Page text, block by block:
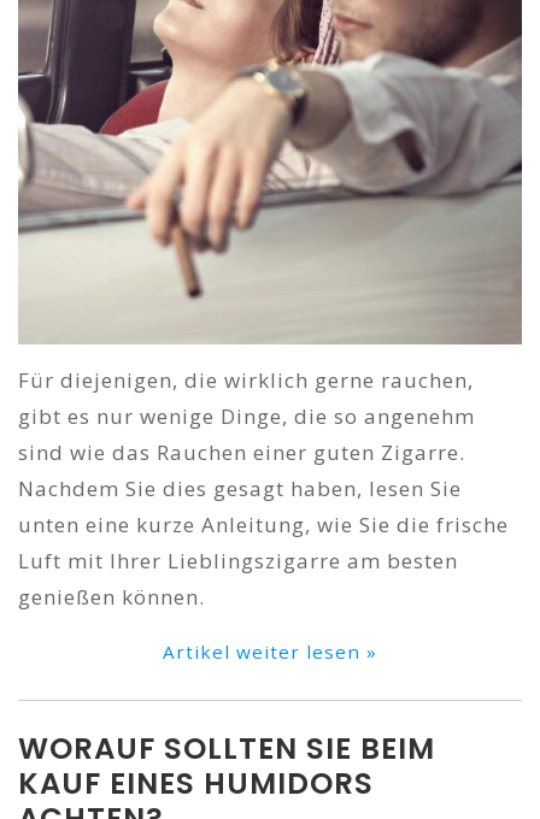
Für diejenigen, die wirklich gerne rauchen,
gibt es nur wenige Dinge, die so angenehm
sind wie das Rauchen einer guten Zigarre.
Nachdem Sie dies gesagt haben, lesen Sie
unten eine kurze Anleitung, wie Sie die frische
Luft mit Ihrer Lieblingszigarre am besten
genießen können.
Artikel weiter lesen »
WORAUF SOLLTEN SIE BEIM
KAUF EINES HUMIDORS